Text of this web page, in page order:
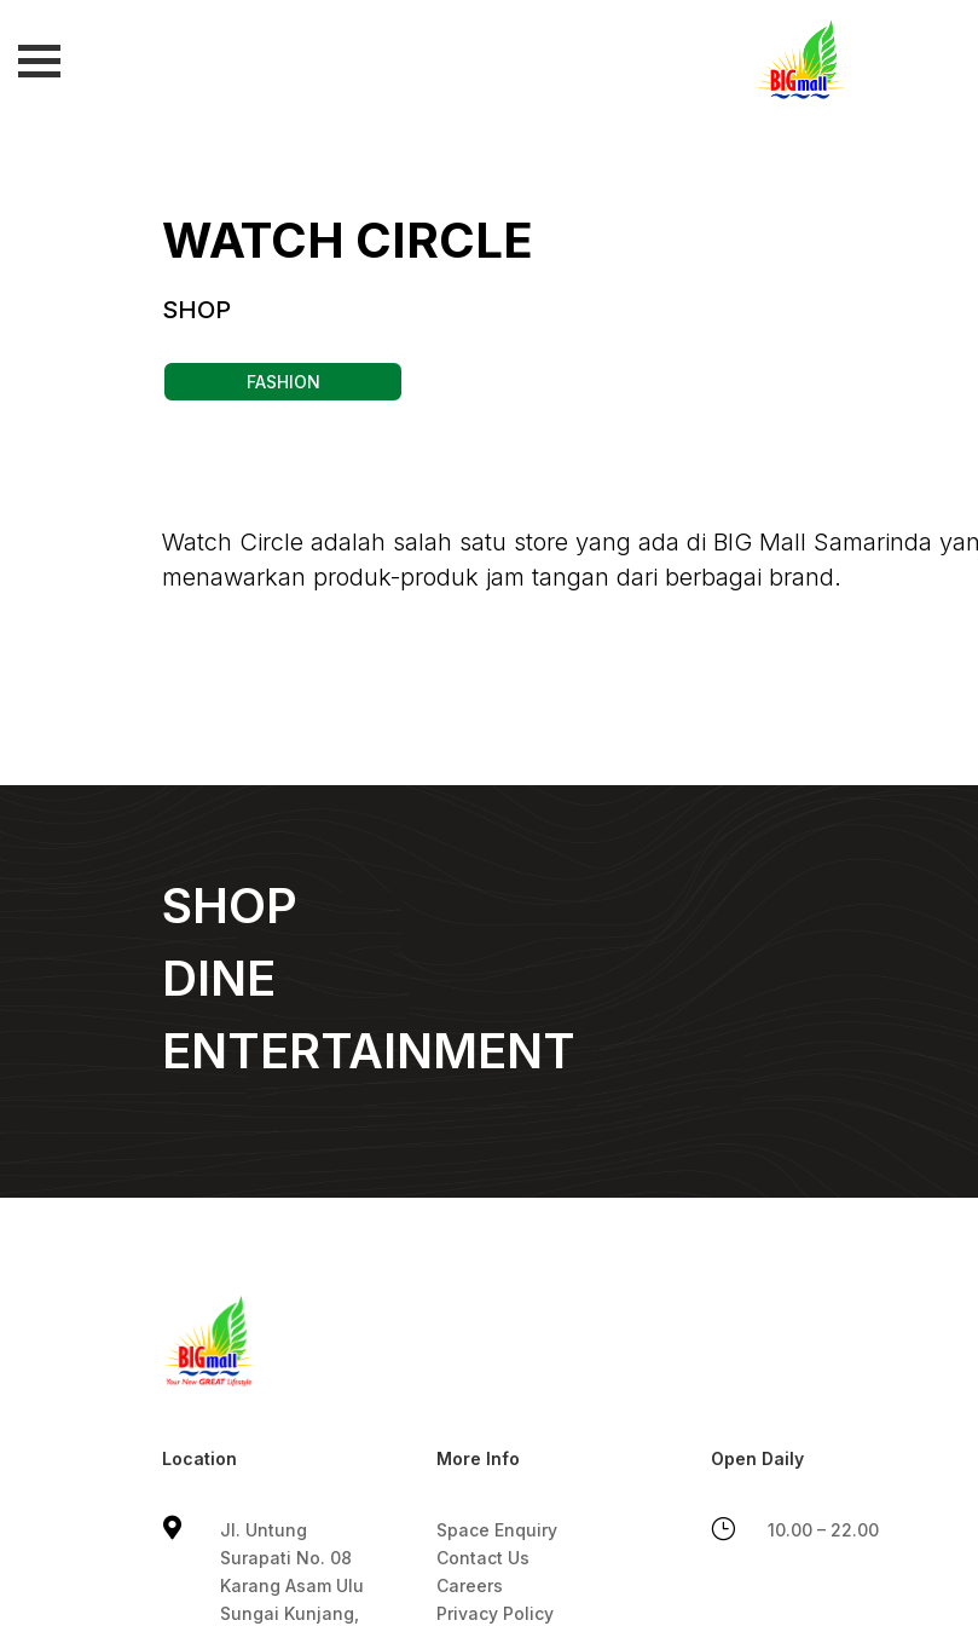
WATCH CIRCLE
SHOP
FASHION
Watch Circle adalah salah satu store yang ada di BIG Mall Samarinda
menawarkan produk-produk jam tangan dari berbagai brand.
SHOP
DINE
ENTERTAINMENT
Location

Jl. Untung
Surapati No. 08
Karang Asam Ulu
Sungai Kunjang,
More Info
Space Enquiry
Contact Us
Careers
Privacy Policy
Open Daily
} 10.00 – 22.00